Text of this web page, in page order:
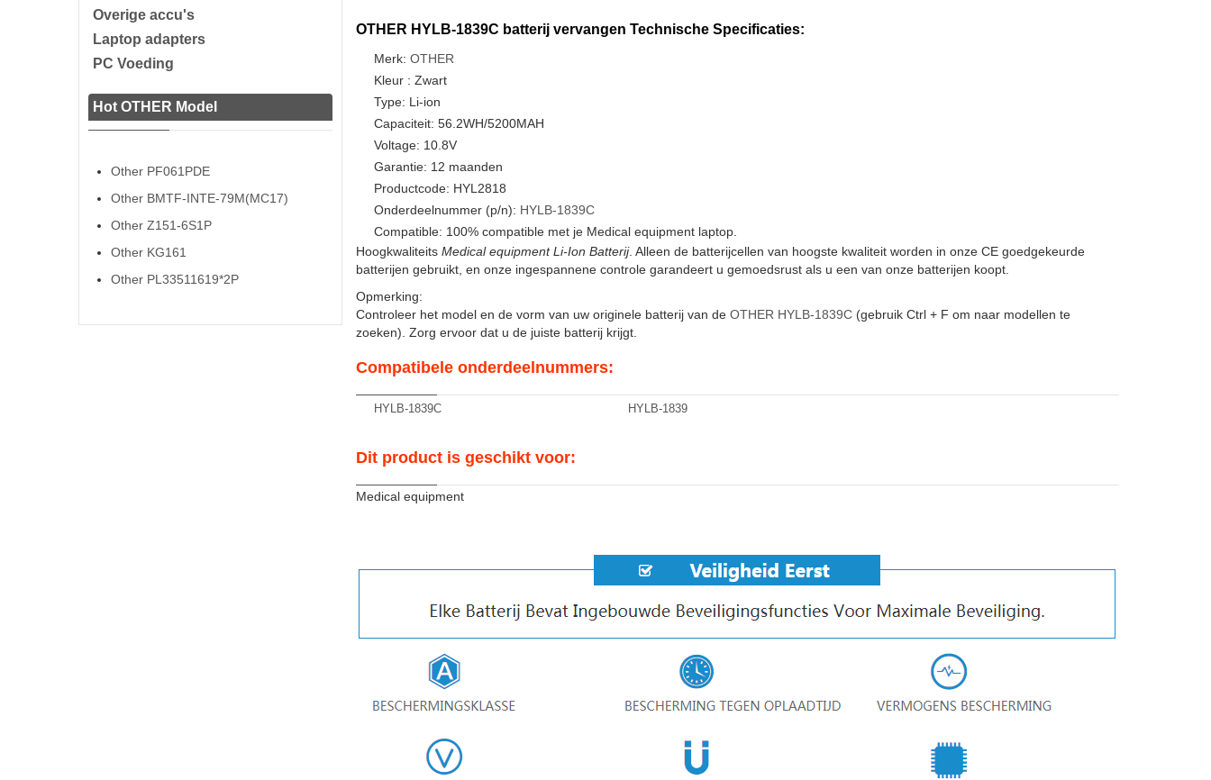
Overige accu's
Laptop adapters
PC Voeding
Hot OTHER Model
Other PF061PDE
Other BMTF-INTE-79M(MC17)
Other Z151-6S1P
Other KG161
Other PL33511619*2P
OTHER HYLB-1839C batterij vervangen Technische Specificaties:
Merk: OTHER
Kleur : Zwart
Type: Li-ion
Capaciteit: 56.2WH/5200MAH
Voltage: 10.8V
Garantie: 12 maanden
Productcode: HYL2818
Onderdeelnummer (p/n): HYLB-1839C
Compatible: 100% compatible met je Medical equipment laptop.
Hoogkwaliteits Medical equipment Li-Ion Batterij. Alleen de batterijcellen van hoogste kwaliteit worden in onze CE goedgekeurde
batterijen gebruikt, en onze ingespannene controle garandeert u gemoedsrust als u een van onze batterijen koopt.
Opmerking:
Controleer het model en de vorm van uw originele batterij van de OTHER HYLB-1839C(gebruik Ctrl + F om naar modellen te
zoeken). Zorg ervoor dat u de juiste batterij krijgt.
Compatibele onderdeelnummers:
HYLB-1839C HYLB-1839
Dit product is geschikt voor:
Medical equipment